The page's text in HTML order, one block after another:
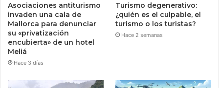
Asociaciones antiturismo
invaden una cala de
Mallorca para denunciar
su «privatización
encubierta» de un hotel
Meliá
Hace 3 días
Turismo degenerativo:
¿quién es el culpable, el
turismo o los turistas?
Hace 2 semanas